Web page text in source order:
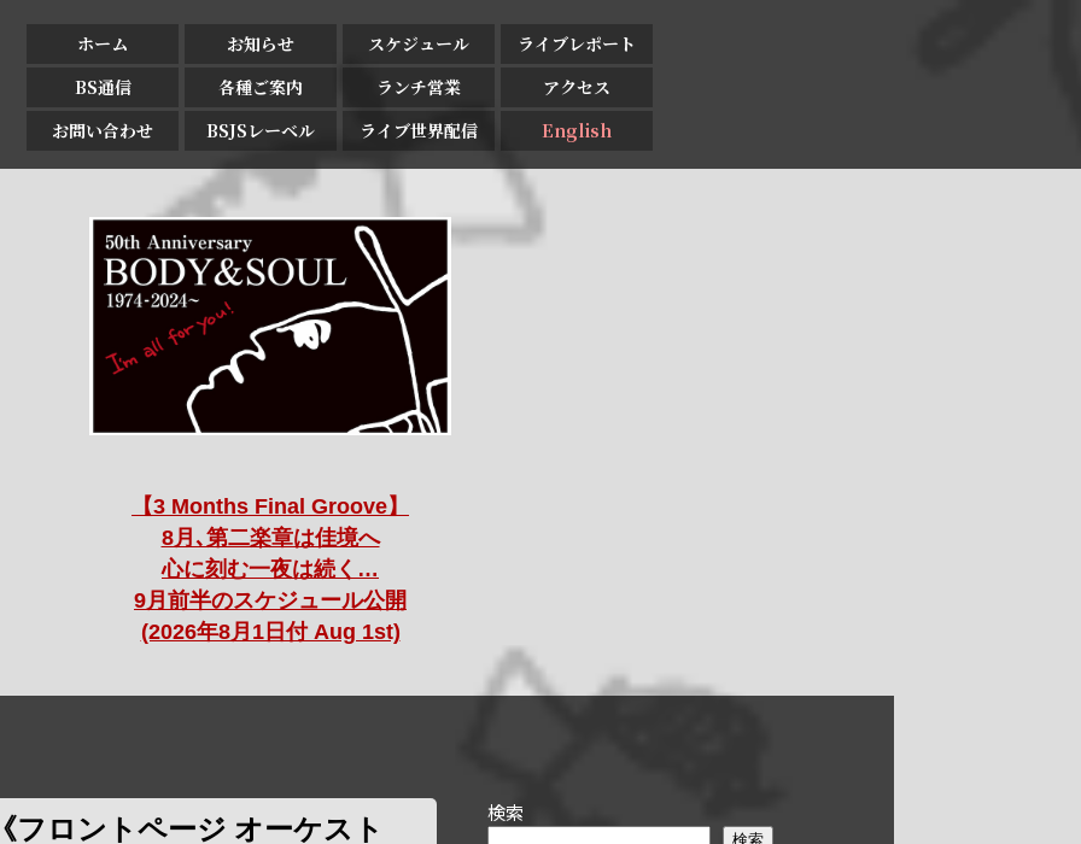
ホーム お知らせ スケジュール
ライブレポート
BS通信
各種ご案内 ランチ営業
アクセス
お問い合わせ
BSJSレーベル ライブ世界配信 English
【3 Months Final Groove】
8月､第二楽章は佳境へ
心に刻む一夜は続く…
9月前半のスケジュール公開
(2026年8月1日付 Aug 1st)
フロントページ オーケスト
検索
検索